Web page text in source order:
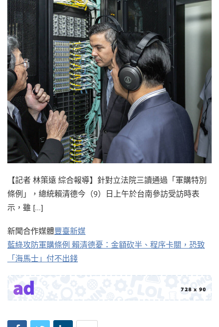
【記者 林策遠 綜合報導】針對立法院三讀通過「軍購特別
條例」，總統賴清德今（9）日上午於台南參訪受訪時表
示，雖 […]
新聞合作媒體豐臺新媒
藍綠攻防軍購條例 賴清德憂：金額砍半、程序卡關，恐致
「海馬士」付不出錢